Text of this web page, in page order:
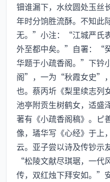
钿谁漏下，水纹圆处玉丝
年时分饷胜流酥。不知此
无。”小注：“江城严氏
外至都中矣。”自署：“
华题于小疏香阁。”下钤
阁”，一为“秋霞女史”
也。蔡丙圻《梨里续志列
池亭附贡生树鹤女，适盛
著有《小疏香阁稿》。ピ
像，璚华写《心经》于上
云。亚子尝以诗及传钞示
“松陵文献尽琪琚，一代
传，双红烛下拜安如。”